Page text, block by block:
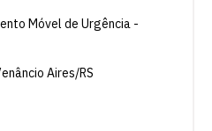
Móvel de Urgência -
Aires/RS